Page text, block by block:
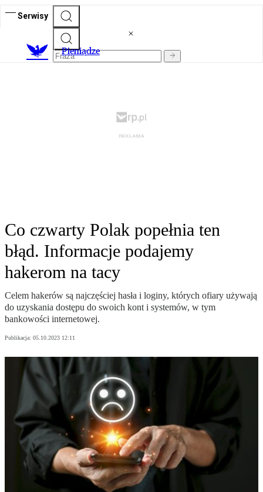
Serwisy
Pieniądze
Co czwarty Polak popełnia ten
błąd. Informacje podajemy
hakerom na tacy
Celem hakerów są najczęściej hasła i loginy, których ofiary używają
do uzyskania dostępu do swoich kont i systemów, w tym
bankowości internetowej.
Publikacja: 05.10.2023 12:11